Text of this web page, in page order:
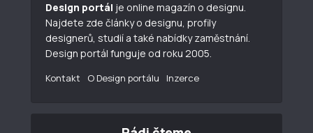
Design portál je online magazín o designu.
Najdete zde články o designu, profily
designerů, studií a také nabídky zaměstnání.
Design portál funguje od roku 2005.
Kontakt O Design portálu Inzerce